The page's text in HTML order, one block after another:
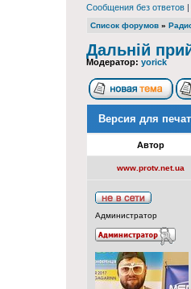
Сообщения без ответов |
Список форумов »
Дальній
Модератор: yorick
Версия для
Автор
www.protv.net.ua
Администратор